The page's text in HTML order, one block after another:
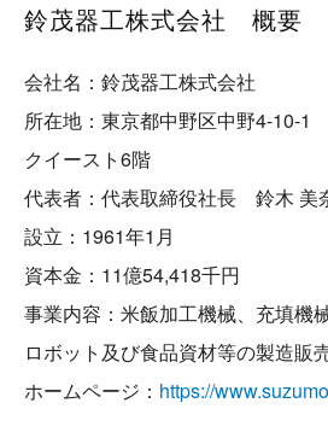
鈴茂器工株式会社 概要
会社名：鈴茂器工株式会社
所在地：東京都中野区中野4-10-
クイースト6階
代表者：代表取締役社長 鈴木 美
設立：1961年1月
資本金：11億54,418千円
事業内容：米飯加工機械、充填機
ロボット及び食品資材等の製造販
ホームページ： https://